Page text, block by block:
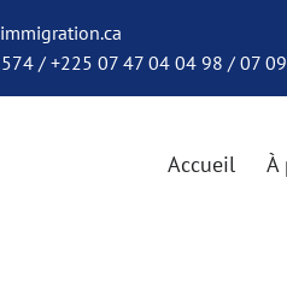
/ +225 07 47 04 04 98 / 07
Accueil À